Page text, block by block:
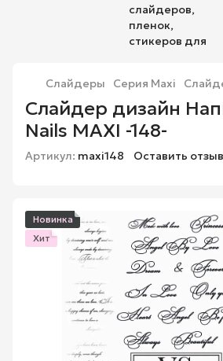
Слайдеры Серия Maxi
Слайдер дизайн
Nails MAXI -148-
Артикул: maxi148 Оставить отзыв
Новинка
Хит